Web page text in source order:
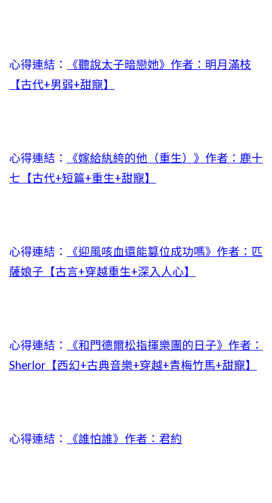
心得連結：
《聽說太子暗戀她》作者：明月滿枝
【古代+男弱+甜寵】
心得連結：
《嫁給紈絝的他（重生）》作者：鹿十
七【古代+短篇+重生+甜寵】
心得連結：
《迎風咳血還能篡位成功嗎》作者：匹
薩娘子【古言+穿越重生+深入人心】
心得連結：
《和門德爾松指揮樂團的日子》作者：
Sherlor【西幻+古典音樂+穿越+青梅竹馬+甜寵】
心得連結： 《誰怕誰》作者：君約